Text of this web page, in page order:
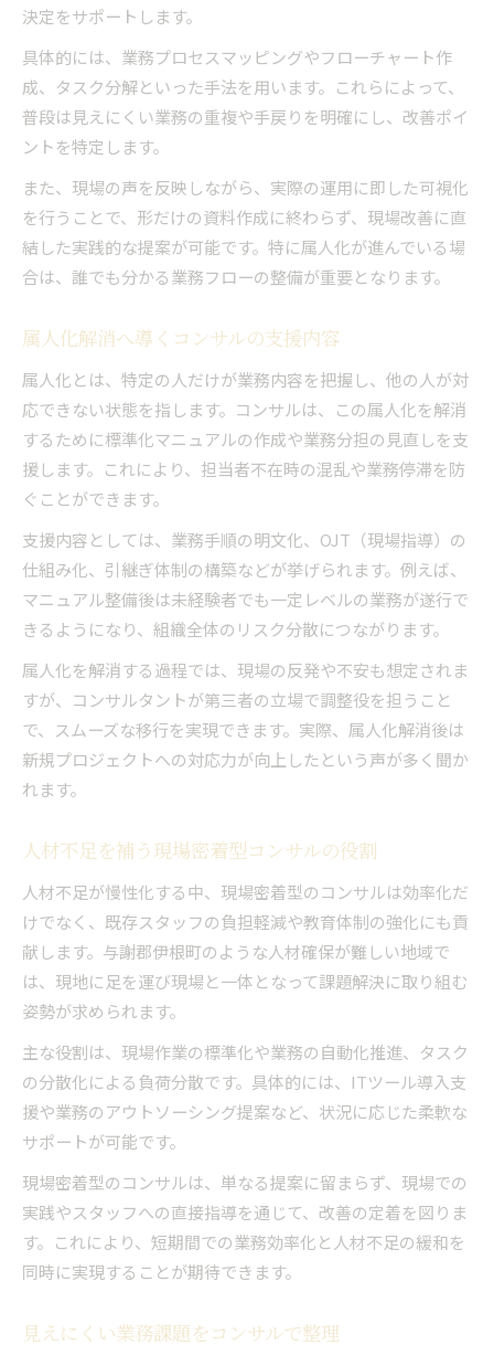
現場密着型コンサル選定の重要ポイント
持続的改善に強いコンサルの見極め方
コンサルの実装力で長期的成長を目指す
現場を動かすコンサルならではの伴走支援
継続的な成果を生むコンサル選びのコツ
決定をサポートします。
具体的には、業務プロセスマッピングやフローチャート作
成、タスク分解といった手法を用います。これらによって、
普段は見えにくい業務の重複や手戻りを明確にし、改善ポイ
ントを特定します。
また、現場の声を反映しながら、実際の運用に即した可視化
を行うことで、形だけの資料作成に終わらず、現場改善に直
結した実践的な提案が可能です。特に属人化が進んでいる場
合は、誰でも分かる業務フローの整備が重要となります。
属人化解消へ導くコンサルの支援内容
属人化とは、特定の人だけが業務内容を把握し、他の人が対
応できない状態を指します。コンサルは、この属人化を解消
するために標準化マニュアルの作成や業務分担の見直しを支
援します。これにより、担当者不在時の混乱や業務停滞を防
ぐことができます。
支援内容としては、業務手順の明文化、OJT（現場指導）の
仕組み化、引継ぎ体制の構築などが挙げられます。例えば、
マニュアル整備後は未経験者でも一定レベルの業務が遂行で
きるようになり、組織全体のリスク分散につながります。
属人化を解消する過程では、現場の反発や不安も想定されま
すが、コンサルタントが第三者の立場で調整役を担うこと
で、スムーズな移行を実現できます。実際、属人化解消後は
新規プロジェクトへの対応力が向上したという声が多く聞か
れます。
人材不足を補う現場密着型コンサルの役割
人材不足が慢性化する中、現場密着型のコンサルは効率化だ
けでなく、既存スタッフの負担軽減や教育体制の強化にも貢
献します。与謝郡伊根町のような人材確保が難しい地域で
は、現地に足を運び現場と一体となって課題解決に取り組む
姿勢が求められます。
主な役割は、現場作業の標準化や業務の自動化推進、タスク
の分散化による負荷分散です。具体的には、ITツール導入支
援や業務のアウトソーシング提案など、状況に応じた柔軟な
サポートが可能です。
現場密着型のコンサルは、単なる提案に留まらず、現場での
実践やスタッフへの直接指導を通じて、改善の定着を図りま
す。これにより、短期間での業務効率化と人材不足の緩和を
同時に実現することが期待できます。
見えにくい業務課題をコンサルで整理